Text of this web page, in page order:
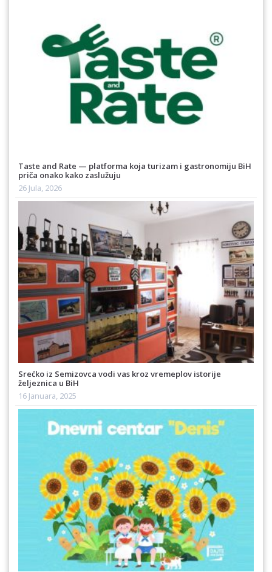
Taste and Rate — platforma koja turizam i gastronomiju BiH
priča onako kako zaslužuju
26 Jula, 2026
Srećko iz Semizovca vodi vas kroz vremeplov istorije
željeznica u BiH
16 Januara, 2025